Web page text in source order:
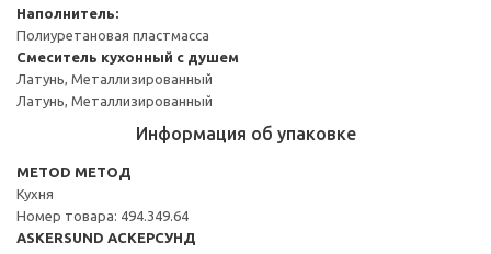
Наполнитель:
Полиуретановая пластмасса
Смеситель кухонный с душем
Латунь, Металлизированный
Латунь, Металлизированный
Информация об упаковке
METOD МЕТОД
Кухня
Номер товара: 494.349.64
ASKERSUND АСКЕРСУНД